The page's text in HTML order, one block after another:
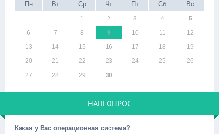
Пн
Вт Ср Чт Пт Сб Вс
1 2 3 4 5
6 7 8 9 10 11 12
13 14 15 16 17 18 19
20 21 22 23 24 25 26
27 28 29 30
НАШ ОПРОС
Какая у Вас операционная система?